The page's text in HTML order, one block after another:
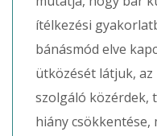
ítélkezési
bánásmód elve
ütközését látjuk,
szolgáló közérdek,
hiány csökkentése,